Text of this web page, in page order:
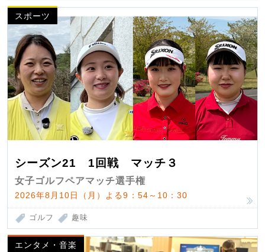
スポーツ
シーズン21 1回戦 マッチ３
女子ゴルフペアマッチ選手権
2026年8月10日（月）よる9：54～10：30
ゴルフ 趣味
エンタメ・音楽